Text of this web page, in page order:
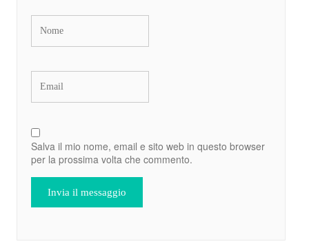
Salva il mio nome, email e sito web in questo browser
per la prossima volta che commento.